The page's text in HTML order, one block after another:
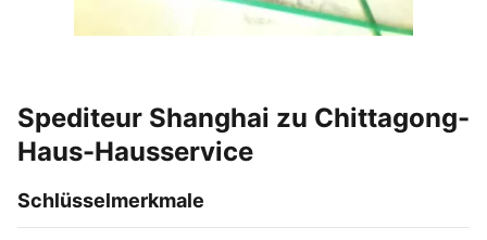
Spediteur Shanghai zu Chittagong-
Haus-Hausservice
Schlüsselmerkmale